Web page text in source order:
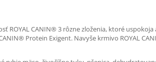
ROYAL CANIN® 3 rôzne zloženia, ktoré
Protein Exigent. Navyše krmivo ROYAL